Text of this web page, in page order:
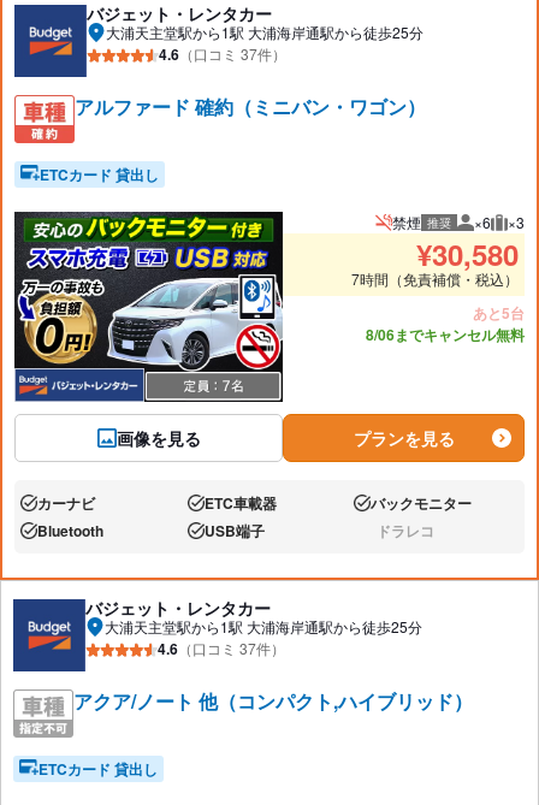
バジェット・レンタカー
大浦天主堂駅から1駅 大浦海岸通駅から徒歩25分
4.6 （口コミ 37件）
アルファード 確約（ミニバン・ワゴン）
ETCカード 貸出し
画像を見る
禁煙 推奨 推奨人数
×6 推奨
×3
¥30,580
7時間（免責補償・税込）
あと5台
8/06までキャンセル無料
プランを見る
あり:カーナビ あり:ETC車載器 あり:バックモニター
あり:Bluetooth あり:USB端子 なし:ドラレコ
バジェット・レンタカー
大浦天主堂駅から1駅 大浦海岸通駅から徒歩25分
4.6 （口コミ 37件）
アクア/ノート 他（コンパクト,ハイブリッド）
ETCカード 貸出し